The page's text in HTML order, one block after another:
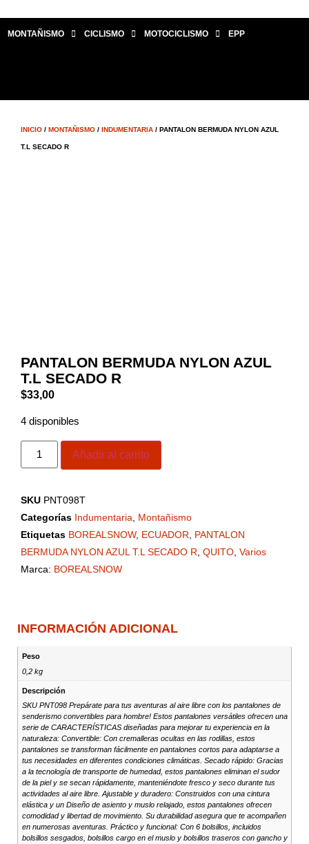
MONTAÑISMO CICLISMO MOTOCICLISMO EPP
INICIO / MONTAÑISMO / INDUMENTARIA / PANTALON BERMUDA NYLON AZUL
T.L SECADO R
PANTALON BERMUDA NYLON AZUL
T.L SECADO R
$33,00
4 disponibles
Añadir al carrito
SKU PNT098T
Categorías Indumentaria
Montañismo
Etiquetas BOREALSNOW, ECUADOR
PANTALON
BERMUDA NYLON AZUL T.L SECADO R QUITO Varios
Marca: BOREALSNOW
INFORMACIÓN ADICIONAL
Peso
0,2 kg
Descripción
SKU PNT098 Prepárate para tus aventuras al aire libre con los pantalones de
senderismo convertibles para hombre! Estos pantalones versátiles ofrecen una
serie de CARACTERÍSTICAS diseñadas para mejorar tu experiencia en la
naturaleza: Convertible: Con cremalleras ocultas en las rodillas, estos
pantalones se transforman fácilmente en pantalones cortos para adaptarse a
tus necesidades en diferentes condiciones climáticas. Secado rápido: Gracias
a la tecnología de transporte de humedad, estos pantalones eliminan el sudor
de la piel y se secan rápidamente, manteniéndote fresco y seco durante tus
actividades al aire libre. Ajustable y duradero: Construidos con una cintura
elástica y un Diseño de asiento y muslo relajado, estos pantalones ofrecen
comodidad y libertad de movimiento. Su durabilidad asegura que te acompañen
en numerosas aventuras. Práctico y funcional: Con 6 bolsillos, incluidos
bolsillos sesgados, bolsillos cargo en el muslo y bolsillos traseros con gancho y